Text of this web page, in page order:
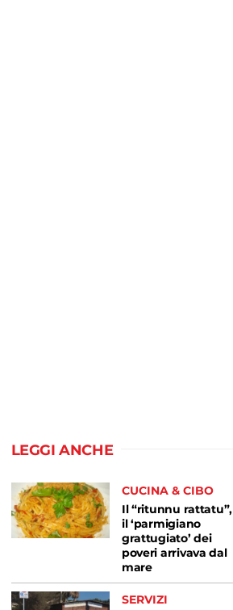
LEGGI ANCHE
CUCINA & CIBO
Il “ritunnu rattatu”,
il ‘parmigiano
grattugiato’ dei
poveri arrivava dal
mare
SERVIZI